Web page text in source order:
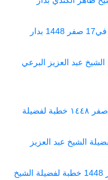
الإيمان بالقدر خطبة الشيخ حسين الشراعي في17 صفر 1448 بدار
مقطع لفضيلة الشيخ عبد العزيز البرعي
الخطوات العملية في الكمال بالدين في ١٠ صفر ١٤٤٨ خطبة لفضيلة
الاستسقاء والدعاء 26 محرم 1448 لفضيلة الشيخ عبد العزيز
بعض الأمور الجالبة لغضب الجبار في 3 صفر 1448 خطبة لفضيلة الشيخ